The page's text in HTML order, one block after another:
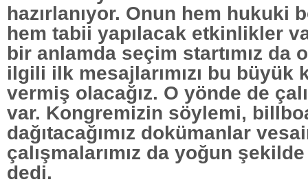
hazırlanıyor. Onun hem hukuki
hem tabii yapılacak etkinlikler
bir anlamda seçim startımız da
ilgili ilk mesajlarımızı bu büyük
vermiş olacağız. O yönde de
var. Kongremizin söylemi,
dağıtacağımız dokümanlar
çalışmalarımız da yoğun
dedi.